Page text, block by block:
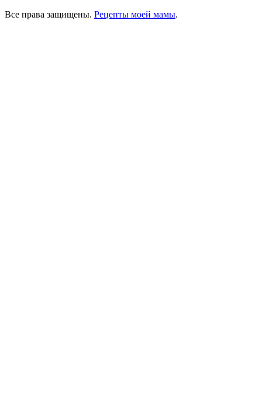
Все права защищены. Рецепты моей мамы.